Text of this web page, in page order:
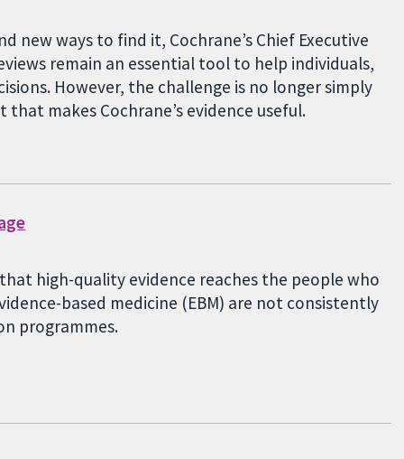
new ways to find it, Cochrane’s Chief Executive
remain an essential tool to help individuals,
However, the challenge is no longer simply
makes Cochrane’s evidence useful.
high-quality evidence reaches the people who
based medicine (EBM) are not consistently
programmes.